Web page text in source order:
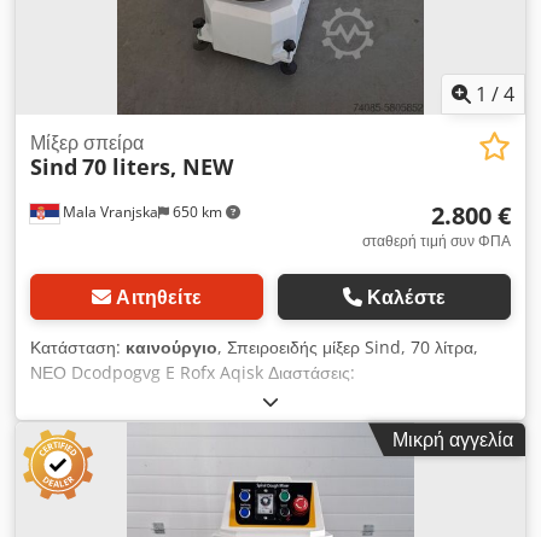
1 /4
Mala Vranjska 650 km
Μίξερ σπείρα
Sind 70 liters, NEW
2.800 €
σταθερή τιμή συν ΦΠΑ
Αιτηθείτε Καλέστε
Κατάσταση: καινούργιο, Σπειροειδής μίξερ Sind, 70 λίτρα,
ΝΕΟ Dcodpogvg E Rofx Aqisk Διαστάσεις:
1050x550x1150mm Ηλεκτρική ισχύς: 1,5/2,5kW
Μικρή αγγελία